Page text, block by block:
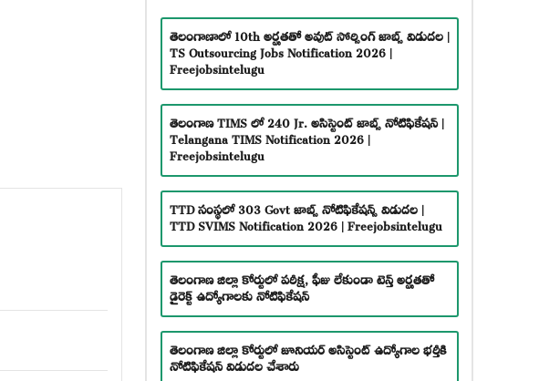
తెలంగాణాలో 10th అర్హతతో అవుట్ సోర్సింగ్ జాబ్స్ విడుదల |
TS Outsourcing Jobs Notification 2026 |
Freejobsintelugu
తెలంగాణ TIMS లో 240 Jr. అసిస్టెంట్ జాబ్స్ నోటిఫికేషన్ |
Telangana TIMS Notification 2026 |
Freejobsintelugu
TTD సంస్థలో 303 Govt జాబ్స్ నోటిఫికేషన్స్ విడుదల |
TTD SVIMS Notification 2026 | Freejobsintelugu
తెలంగాణ జిల్లా కోర్టులో పరీక్ష, ఫీజు లేకుండా టెన్త్ అర్హతతో
డైరెక్ట్ ఉద్యోగాలకు నోటిఫికేషన్
తెలంగాణ జిల్లా కోర్టులో జూనియర్ అసిస్టెంట్ ఉద్యోగాల భర్తీకి
నోటిఫికేషన్ విడుదల చేశారు